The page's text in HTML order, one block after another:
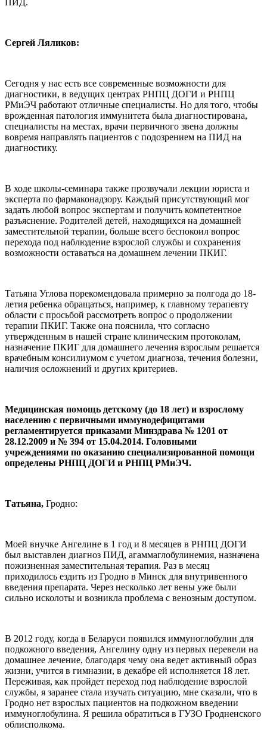
Сергей Ляликов:
Сегодня у нас есть все современные возможности для
диагностики, в ведущих центрах РНПЦ ДОГИ и РНПЦ
РМиЭЧ работают отличные специалисты. Но для того, чтобы
врожденная патология иммунитета была диагностирована,
специалисты на местах, врачи первичного звена должны
вовремя направлять пациентов с подозрением на ПИД на
диагностику.
В ходе школы-семинара также прозвучали лекции юриста и
эксперта по фармаконадзору. Каждый присутствующий мог
задать любой вопрос экспертам и получить компетентное
разъяснение. Родителей детей, находящихся на домашней
заместительной терапии, больше всего беспокоил вопрос
перехода под наблюдение взрослой службы и сохранения
возможности оставаться на домашнем лечении ПКИГ.
Татьяна Углова порекомендовала примерно за полгода до 18-
летия ребенка обращаться, например, к главному терапевту
области с просьбой рассмотреть вопрос о продолжении
терапии ПКИГ. Также она пояснила, что согласно
утвержденным в нашей стране клиническим протоколам,
назначение ПКИГ для домашнего лечения взрослым решается
врачебным консилиумом с учетом диагноза, течения болезни,
наличия осложнений и других критериев.
Медицинская помощь детскому (до 18 лет) и взрослому
населению с первичными иммунодефицитами
регламентируется приказами Минздрава № 1201 от
28.12.2009 и № 394 от 15.04.2014. Головными
учреждениями по оказанию специализированной помощи
определены РНПЦ ДОГИ и РНПЦ РМиЭЧ.
Татьяна, Гродно:
Моей внучке Ангелине в 1 год и 8 месяцев в РНПЦ ДОГИ
был выставлен диагноз ПИД, агаммаглобулинемия, назначена
пожизненная заместительная терапия. Раз в месяц
приходилось ездить из Гродно в Минск для внутривенного
введения препарата. Через несколько лет вены уже были
сильно исколоты и возникла проблема с венозным доступом.
В 2012 году, когда в Беларуси появился иммуноглобулин для
подкожного введения, Ангелину одну из первых перевели на
домашнее лечение, благодаря чему она ведет активный образ
жизни, учится в гимназии, в декабре ей исполняется 18 лет.
Переживая, как пройдет переход под наблюдение взрослой
службы, я заранее стала изучать ситуацию, мне сказали, что в
Гродно нет взрослых пациентов на подкожном введении
иммуноглобулина. Я решила обратиться в ГУЗО Гродненского
облисполкома.